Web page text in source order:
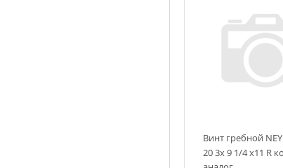
Винт гребной
20 3х 9 1/4 х11 R